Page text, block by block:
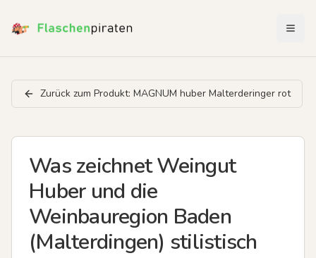
Zurück zum Produkt: MAGNUM huber Malterderinger rot
Was zeichnet Weingut
Huber und die
Weinbauregion Baden
(Malterdingen) stilistisch